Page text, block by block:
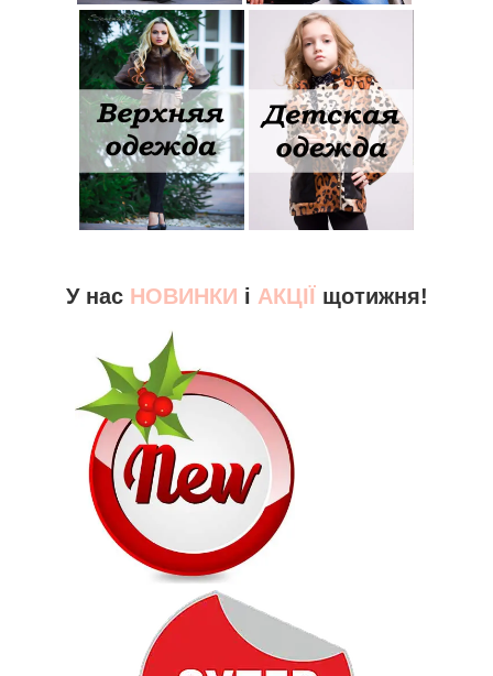
У нас НОВИНКИ і АКЦІЇ щотижня!